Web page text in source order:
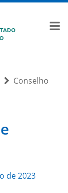
Conselho
de 2023